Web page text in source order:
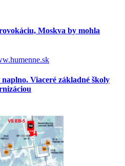
Moskva by mohla
Viaceré základné školy